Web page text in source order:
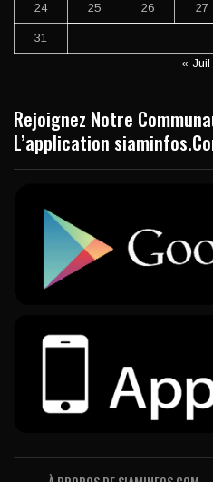
24 25 26 27
31
« Juil
Rejoignez Notre
L’application